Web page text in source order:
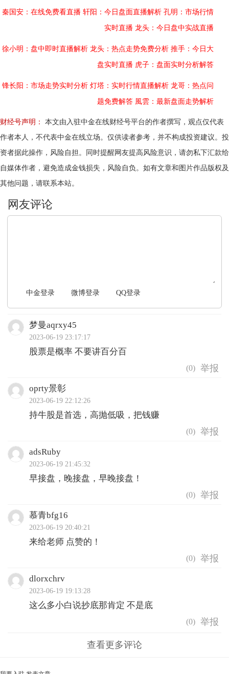
秦国安：在线免费看直播 轩阳：今日盘面直播解析 孔明：市场行情
实时直播 龙头：今日盘中实战直播
徐小明：盘中即时直播解析 龙头：热点走势免费分析 推手：今日大
盘实时直播 虎子：盘面实时分析解答
锋长阳：市场走势实时分析 灯塔：实时行情直播解析 龙哥：热点问
题免费解答 風雲：最新盘面走势解析
财经号声明：
本文由入驻中金在线财经号平台的作者撰写，观点仅代表
作者本人，不代表中金在线立场。仅供读者参考，并不构成投资建议。投
资者据此操作，风险自担。同时提醒网友提高风险意识，请勿私下汇款给
自媒体作者，避免造成金钱损失，风险自负。如有文章和图片作品版权及
其他问题，请联系本站。
中金登录 微博登录 QQ登录
梦曼aqrxy45
2023-06-19 23:17:17
股票是概率 不要讲百分百
(0)
oprty景彰
2023-06-19 22:12:26
持牛股是首选，高抛低吸，把钱赚
(0)
adsRuby
2023-06-19 21:45:32
早接盘，晚接盘，早晚接盘！
(0)
慕青bfg16
2023-06-19 20:40:21
来给老师 点赞的！
(0)
dlorxchrv
2023-06-19 19:13:28
这么多小白说抄底那肯定 不是底
(0)
查看更多评论